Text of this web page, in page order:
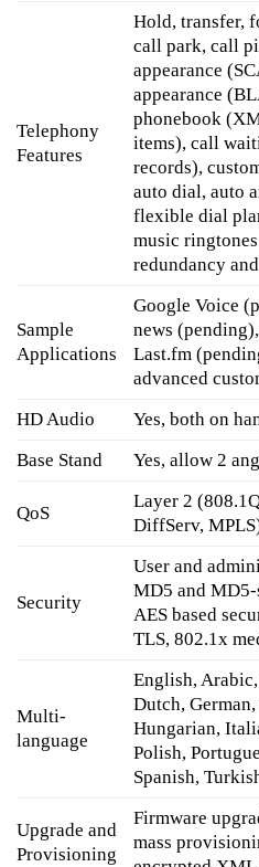
Telephony
Features
Hold, transfer,
call park, call
appearance
appearance
phonebook
items), call
records),
auto dial, auto
flexible dial
music
redundancy
Sample
Applications
Google Voice
news
Last.fm
advanced
HD Audio
Yes, both on
Base Stand
Yes, allow 2
QoS
Layer 2
DiffServ,
Security
User and
MD5 and MD5-
AES based
TLS, 802.1x
Multi-
language
English,
Dutch,
Hungarian,
Polish,
Spanish,
Upgrade and
Provisioning
Firmware
mass